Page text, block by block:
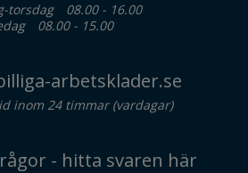
torsdag
08.00 - 16.00
08.00 - 15.00
arbetsklader.se
inom 24 timmar (vardagar)
- hitta svaren här